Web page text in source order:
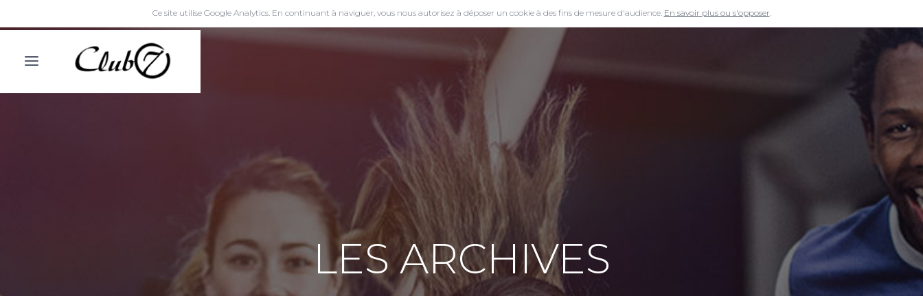
Ce site utilise Google Analytics. En continuant à naviguer, vous nous autorisez à déposer un cookie à des fins de mesure d'audience. En savoir plus ou s'opposer.
LES ARCHIVES